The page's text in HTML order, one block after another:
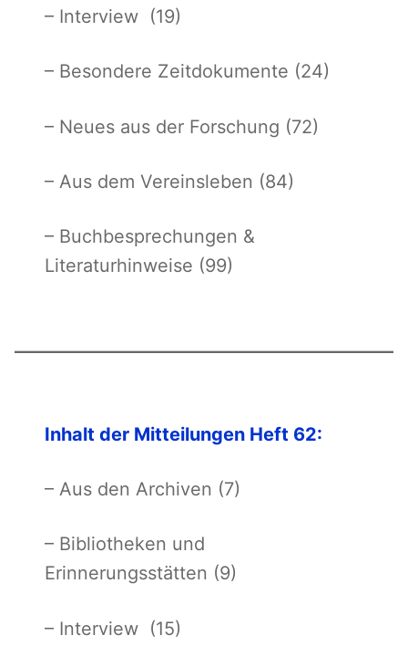
– Interview (19)
– Besondere Zeitdokumente (24)
– Neues aus der Forschung (72)
– Aus dem Vereinsleben (84)
– Buchbesprechungen &
Literaturhinweise (99)
Inhalt der Mitteilungen Heft 62:
– Aus den Archiven (7)
– Bibliotheken und
Erinnerungsstätten (9)
– Interview (15)